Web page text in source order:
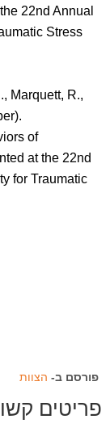
22nd Annual
Stress
Marquett, R.,
of
at the 22nd
for Traumatic
פורסם ב- הצוות
פריטים